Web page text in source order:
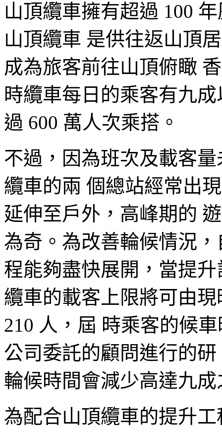
山頂纜車擁有超過 100
山頂纜車 是供往返山頂
成為旅客前往山頂俯瞰
時纜車每日的乘客有九
過 600 萬人次乘搭。
不過，因為班次及載客
纜車的兩 個總站經常出
延伸至戶外，高峰期的
為奇。為改善輪候情況
程能夠盡快展開，當提
纜車的載客上限將可由
210 人，屆 時乘客的候
公司委託的顧問進行的
輪候時間會減少高達九成
為配合山頂纜車的提升